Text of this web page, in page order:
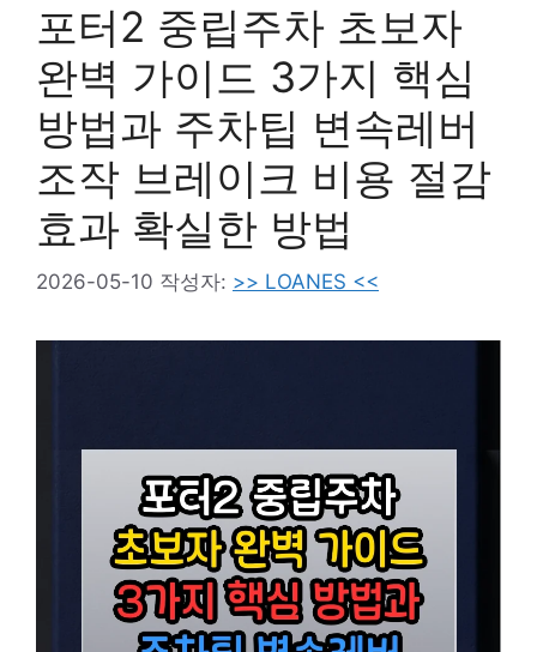
포터2 중립주차 초보자
완벽 가이드 3가지 핵심
방법과 주차팁 변속레버
조작 브레이크 비용 절감
효과 확실한 방법
2026-05-10 작성자: >> LOANES <<